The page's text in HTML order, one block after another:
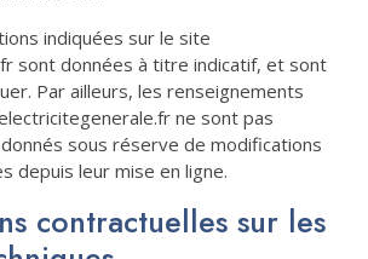
indiquées sur le site
sont données à titre indicatif, et sont
Par ailleurs, les renseignements
ne sont pas
sous réserve de modifications
depuis leur mise en ligne.
contractuelles sur les